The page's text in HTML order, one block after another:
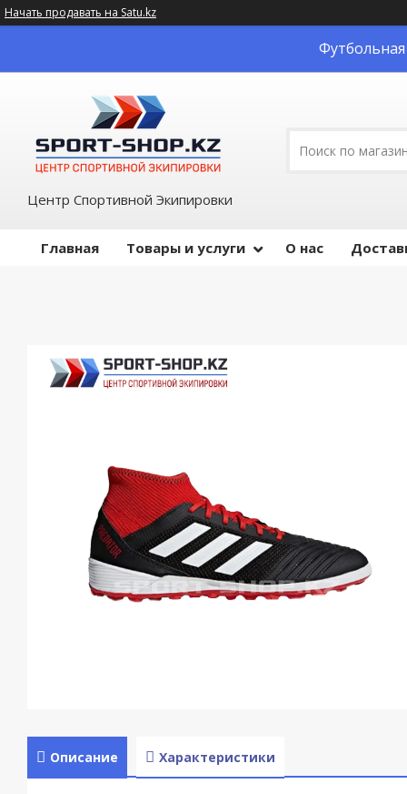
Начать продавать на Satu.kz
Футбольная
Центр Спортивной Экипировки
Главная Товары и услуги О нас
Описание Характеристики